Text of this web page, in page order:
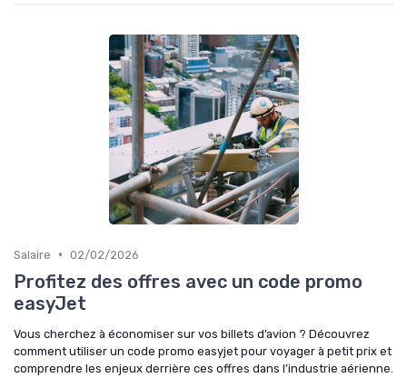
Salaire • 02/02/2026
Profitez des offres avec un code promo
easyJet
Vous cherchez à économiser sur vos billets d’avion ? Découvrez
comment utiliser un code promo easyjet pour voyager à petit prix et
comprendre les enjeux derrière ces offres dans l’industrie aérienne.